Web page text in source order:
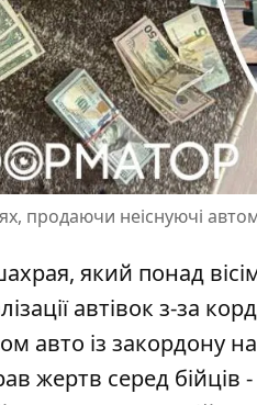
продаючи неіснуючі
який понад
автівок з-за
авто із закордону
жертв серед бійців